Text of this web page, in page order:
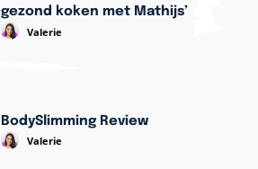
gezond koken met Mathijs’
Valerie
BodySlimming Review
Valerie